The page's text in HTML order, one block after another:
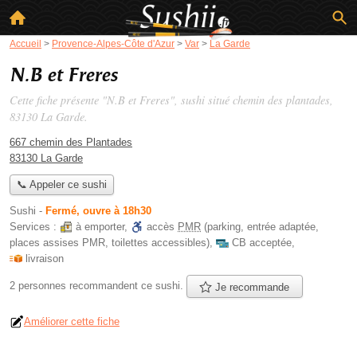
Accueil > Provence-Alpes-Côte d'Azur > Var > La Garde
N.B et Freres
Cette fiche présente "N.B et Freres", sushi situé chemin des plantades,
83130 La Garde.
667 chemin des Plantades
83130 La Garde
📞 Appeler ce sushi
Sushi - Fermé, ouvre à 18h30
Services :
à emporter, accès PMR (parking, entrée adaptée,
places assises PMR, toilettes accessibles), CB acceptée,
livraison
2 personnes recommandent ce sushi. Je recommande
Améliorer cette fiche